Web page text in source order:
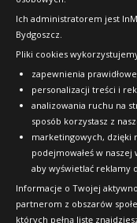
Ich administratorem jest
Bydgoszcz.
Pliki cookies
zapewnienia
personalizacji treści i
analizowania ruchu na
sposób korzystasz z
marketingowych, dzięki
podejmowałeś w
aby wyświetlać reklamy
Informacje o Twojej
partnerom z obszarów
których pełną listę
FAQ
OFICJALNY